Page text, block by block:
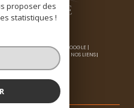
POWERED BY GOOGLE |
LÉGALES ADMIN
NOS LIENS
proposer des
statistiques !